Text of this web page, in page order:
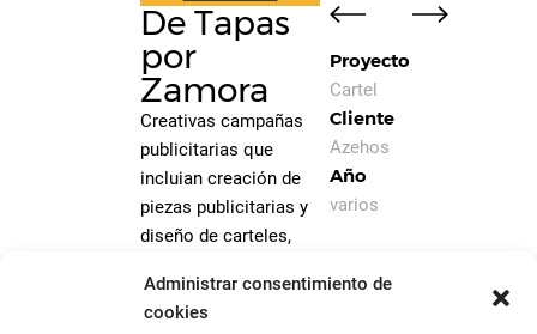
Administrar consentimiento de
cookies
Proyecto
Cartel
Cliente
Azehos
Año
varios
De Tapas
por
Zamora
Creativas campañas
publicitarias que
incluian creación de
piezas publicitarias y
diseño de carteles,
para el concurso de
tapas “De Tapas por